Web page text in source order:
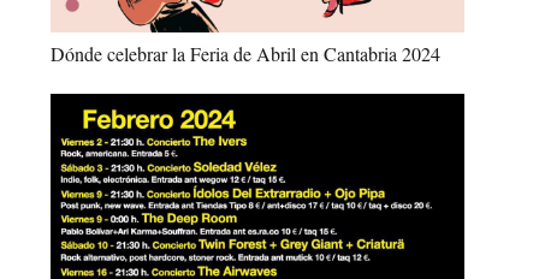
Dónde celebrar la Feria de Abril en Cantabria 2024